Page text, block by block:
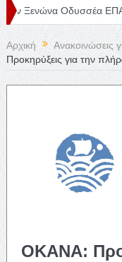
Οδυσσέα ΕΠΑΨΥ
Αρχική Ανακοινώσεις
Προκηρύξεις για την
ΟΚΑΝΑ: